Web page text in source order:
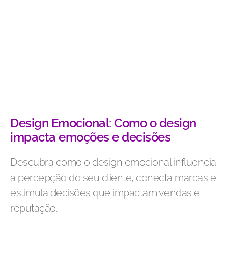
Design Emocional: Como o design
impacta emoções e decisões
Descubra como o design emocional influencia
a percepção do seu cliente, conecta marcas e
estimula decisões que impactam vendas e
reputação.